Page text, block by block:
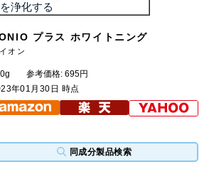
浄化する
同成分製品検索
プラス ホワイトニング
オン
参考価格: 695円
年01月30日 時点